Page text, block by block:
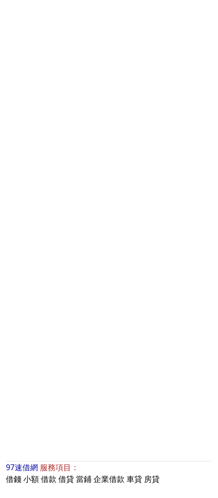
97速借網 服務項目：
借錢小額借款 借貸當鋪企業借款 車貸 房貸